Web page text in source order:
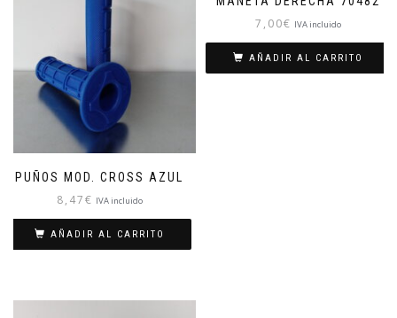
PUÑOS MOD. CROSS AZUL
8,47€ IVA incluido
AÑADIR AL CARRITO
7,00€ IVA incluido
AÑADIR AL CARRITO